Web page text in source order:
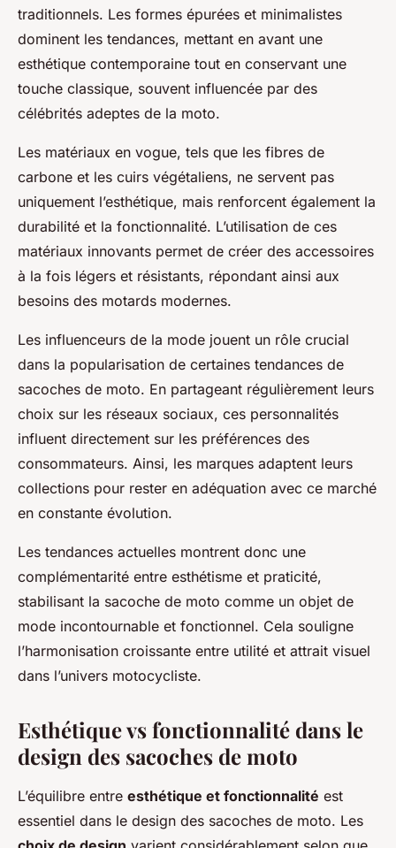
traditionnels. Les formes épurées et minimalistes
dominent les tendances, mettant en avant une
esthétique contemporaine tout en conservant une
touche classique, souvent influencée par des
célébrités adeptes de la moto.
Les matériaux en vogue, tels que les fibres de
carbone et les cuirs végétaliens, ne servent pas
uniquement l’esthétique, mais renforcent également la
durabilité et la fonctionnalité. L’utilisation de ces
matériaux innovants permet de créer des accessoires
à la fois légers et résistants, répondant ainsi aux
besoins des motards modernes.
Les influenceurs de la mode jouent un rôle crucial
dans la popularisation de certaines tendances de
sacoches de moto. En partageant régulièrement leurs
choix sur les réseaux sociaux, ces personnalités
influent directement sur les préférences des
consommateurs. Ainsi, les marques adaptent leurs
collections pour rester en adéquation avec ce marché
en constante évolution.
Les tendances actuelles montrent donc une
complémentarité entre esthétisme et praticité,
stabilisant la sacoche de moto comme un objet de
mode incontournable et fonctionnel. Cela souligne
l’harmonisation croissante entre utilité et attrait visuel
dans l’univers motocycliste.
Esthétique vs fonctionnalité dans le
design des sacoches de moto
L’équilibre entre esthétique et fonctionnalité est
essentiel dans le design des sacoches de moto. Les